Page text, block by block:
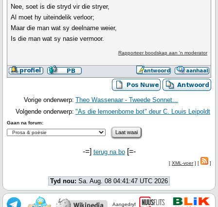
Nee, soet is die stryd vir die stryer,
Al moet hy uiteindelik verloor;
Maar die man wat sy deelname weier,
Is die man wat sy nasie vermoor.
Rapporteer boodskap aan 'n moderator
Vorige onderwerp: Theo Wassenaar - Tweede Sonnet...
Volgende onderwerp: "As die lemoenbome bot" deur C. Louis Leipoldt
Gaan na forum:
-=] terug na bo[=-
[ XML-voer] [ ]
Tyd nou: Sa. Aug. 08 04:41:47 UTC 2026
Aangedryf